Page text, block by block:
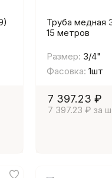
Труба медная
15 метров
Размер: 3/4"
Фасовка: 1шт
7 397.23 ₽
7 397.23 ₽ за